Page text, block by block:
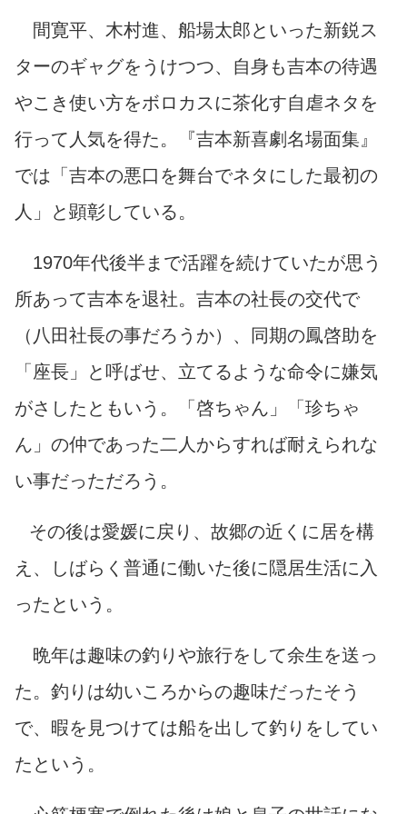
間寛平、木村進、船場太郎といった新鋭ス
ターのギャグをうけつつ、自身も吉本の待遇
やこき使い方をボロカスに茶化す自虐ネタを
行って人気を得た。『吉本新喜劇名場面集』
では「吉本の悪口を舞台でネタにした最初の
人」と顕彰している。
1970年代後半まで活躍を続けていたが思う
所あって吉本を退社。吉本の社長の交代で
（八田社長の事だろうか）、同期の鳳啓助を
「座長」と呼ばせ、立てるような命令に嫌気
がさしたともいう。「啓ちゃん」「珍ちゃ
ん」の仲であった二人からすれば耐えられな
い事だっただろう。
その後は愛媛に戻り、故郷の近くに居を構
え、しばらく普通に働いた後に隠居生活に入
ったという。
晩年は趣味の釣りや旅行をして余生を送っ
た。釣りは幼いころからの趣味だったそう
で、暇を見つけては船を出して釣りをしてい
たという。